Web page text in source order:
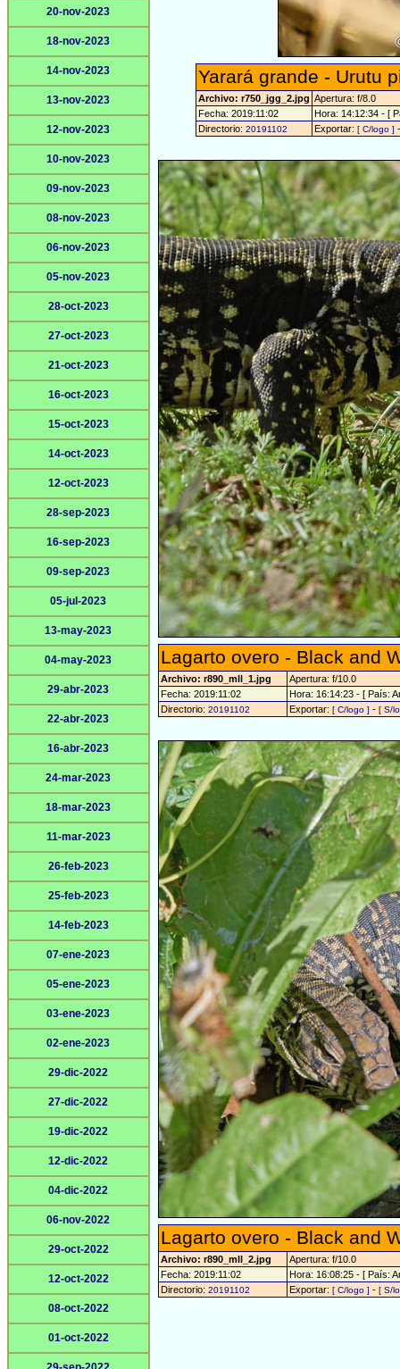
20-nov-2023
18-nov-2023
14-nov-2023
13-nov-2023
12-nov-2023
10-nov-2023
09-nov-2023
08-nov-2023
06-nov-2023
05-nov-2023
28-oct-2023
27-oct-2023
21-oct-2023
16-oct-2023
15-oct-2023
14-oct-2023
12-oct-2023
28-sep-2023
16-sep-2023
09-sep-2023
05-jul-2023
13-may-2023
04-may-2023
29-abr-2023
22-abr-2023
16-abr-2023
24-mar-2023
18-mar-2023
11-mar-2023
26-feb-2023
25-feb-2023
14-feb-2023
07-ene-2023
05-ene-2023
03-ene-2023
02-ene-2023
29-dic-2022
27-dic-2022
19-dic-2022
12-dic-2022
04-dic-2022
06-nov-2022
29-oct-2022
12-oct-2022
08-oct-2022
01-oct-2022
Yarará grande - Urutu
Archivo: r750_jgg_2.jpg Apertura: f/8.0
Fecha: 2019:11:02
Hora: 14:12:34 - [
Directorio: 20191102 Exportar: [ C/logo ]
Lagarto overo - Black and
Archivo: r890_mll_1.jpg
Apertura: f/10.0
Fecha: 2019:11:02
Hora: 16:14:23 - [ País:
Directorio: 20191102 Exportar: [ C/logo ] - [ S/
Lagarto overo - Black and
Archivo: r890_mll_2.jpg
Apertura: f/10.0
Fecha: 2019:11:02
Hora: 16:08:25 - [ País:
Directorio: 20191102 Exportar: [ C/logo ] - [ S/